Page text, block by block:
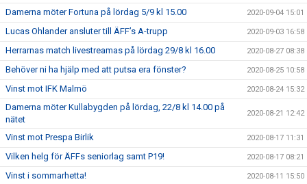
Damerna möter Fortuna på lördag 5/9 kl 15.00 2020-09-04 15:01
Lucas Ohlander ansluter till ÄFF’s A-trupp 2020-09-03 16:58
Herrarnas match livestreamas på lördag 29/8 kl 16.00 2020-08-27 08:38
Behöver ni ha hjälp med att putsa era fönster? 2020-08-25 10:58
Vinst mot IFK Malmö 2020-08-24 15:32
Damerna möter Kullabygden på lördag, 22/8 kl 14.00 på
nätet
2020-08-21 12:42
Vinst mot Prespa Birlik 2020-08-17 11:31
Vilken helg för ÄFFs seniorlag samt P19! 2020-08-17 08:21
Vinst i sommarhetta! 2020-08-11 15:50